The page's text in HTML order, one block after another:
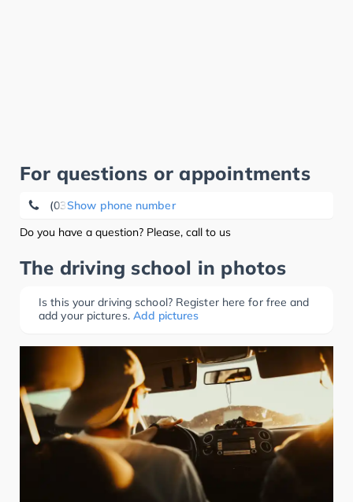
For questions or appointments
Show phone number
(0371) 85 16 59
Do you have a question? Please, call to us
The driving school in photos
Is this your driving school? Register here for free and
add your pictures. Add pictures